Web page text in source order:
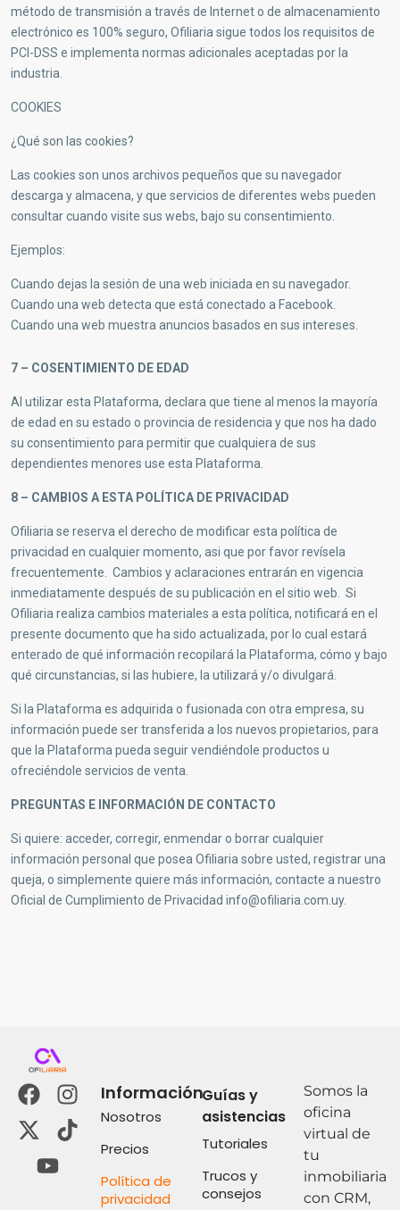
método de transmisión a través de Internet o de almacenamiento
electrónico es 100% seguro, Ofiliaria sigue todos los requisitos de
PCI-DSS e implementa normas adicionales aceptadas por la
industria.
COOKIES
¿Qué son las cookies?
Las cookies son unos archivos pequeños que su navegador
descarga y almacena, y que servicios de diferentes webs pueden
consultar cuando visite sus webs, bajo su consentimiento.
Ejemplos:
Cuando dejas la sesión de una web iniciada en su navegador.
Cuando una web detecta que está conectado a Facebook.
Cuando una web muestra anuncios basados en sus intereses.
7 – COSENTIMIENTO DE EDAD
Al utilizar esta Plataforma, declara que tiene al menos la mayoría
de edad en su estado o provincia de residencia y que nos ha dado
su consentimiento para permitir que cualquiera de sus
dependientes menores use esta Plataforma.
8 – CAMBIOS A ESTA POLÍTICA DE PRIVACIDAD
Ofiliaria se reserva el derecho de modificar esta política de
privacidad en cualquier momento, asi que por favor revísela
frecuentemente. Cambios y aclaraciones entrarán en vigencia
inmediatamente después de su publicación en el sitio web. Si
Ofiliaria realiza cambios materiales a esta política, notificará en el
presente documento que ha sido actualizada, por lo cual estará
enterado de qué información recopilará la Plataforma, cómo y bajo
qué circunstancias, si las hubiere, la utilizará y/o divulgará.
Si la Plataforma es adquirida o fusionada con otra empresa, su
información puede ser transferida a los nuevos propietarios, para
que la Plataforma pueda seguir vendiéndole productos u
ofreciéndole servicios de venta.
PREGUNTAS E INFORMACIÓN DE CONTACTO
Si quiere: acceder, corregir, enmendar o borrar cualquier
información personal que posea Ofiliaria sobre usted, registrar una
queja, o simplemente quiere más información, contacte a nuestro
Oficial de Cumplimiento de Privacidad info@ofiliaria.com.uy.
Información
Nosotros
Precios
Política de
privacidad
Guías y
asistencias
Tutoriales
Trucos y
consejos
Somos la
oficina
virtual de
tu
inmobiliaria
con CRM,